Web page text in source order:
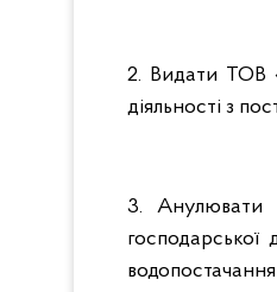
2. Видати ТОВ
діяльності з
3. Анулювати
господарської